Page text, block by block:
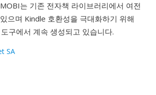
는 기존 전자책 라이브러리에서 여전
으며 Kindle 호환성을 극대화하기 위해
구에서 계속 생성되고 있습니다.
SA